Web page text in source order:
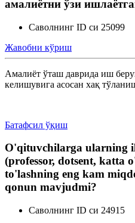
амалиётни ўзи
Саволнинг ID си 25099
Жавобни кўриш
Амалиёт ўташ даврида иш
келишувига асосан хақ
Батафсил ўқиш
O'qituvchilarga ularning
(professor, dotsent, katta
to'lashning eng kam
qonun mavjudmi?
Саволнинг ID си 24915